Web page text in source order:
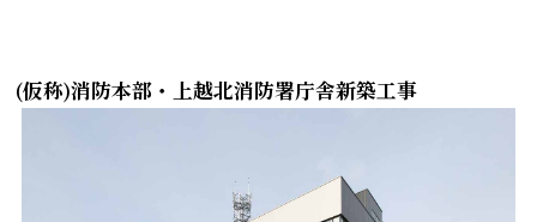
(仮称)消防本部・上越北消防署庁舎新築工事